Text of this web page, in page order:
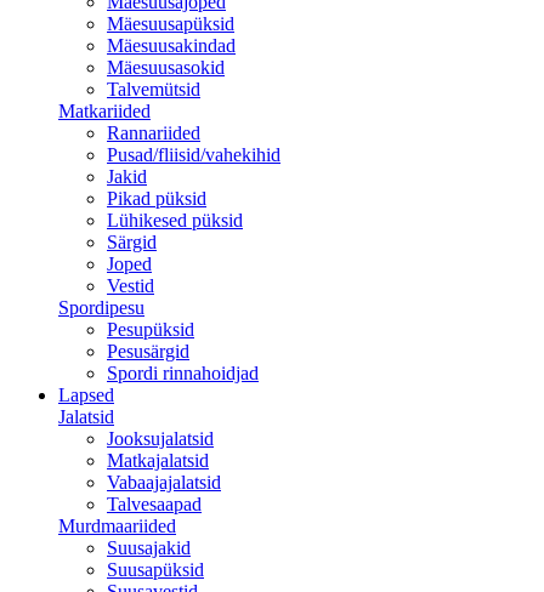
Mäesuusapüksid
Mäesuusakindad
Mäesuusasokid
Talvemütsid
Matkariided
Rannariided
Pusad/fliisid/vahekihid
Jakid
Pikad püksid
Lühikesed püksid
Särgid
Joped
Vestid
Spordipesu
Pesupüksid
Pesusärgid
Spordi rinnahoidjad
Lapsed
Jalatsid
Jooksujalatsid
Matkajalatsid
Vabaajajalatsid
Talvesaapad
Murdmaariided
Suusajakid
Suusapüksid